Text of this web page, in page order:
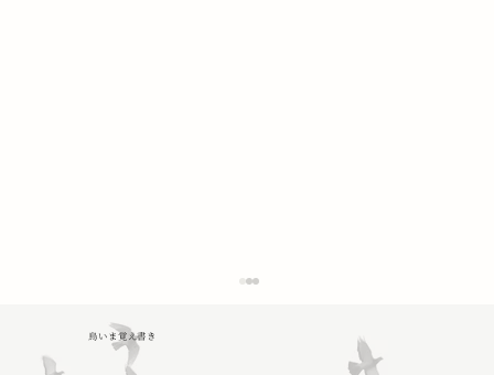
鳥いま覚え書き